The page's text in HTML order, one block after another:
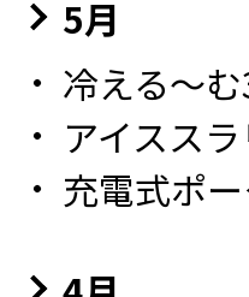
5月
冷える～
アイスス
充電式ポ